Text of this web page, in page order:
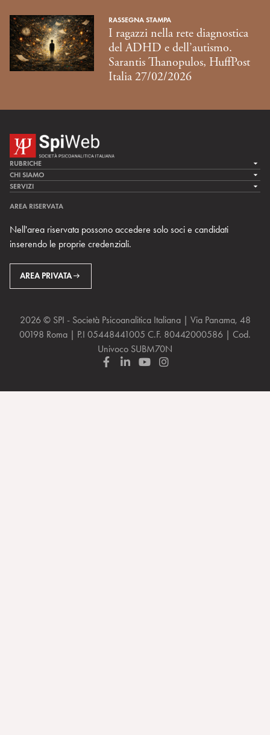
RASSEGNA STAMPA
I ragazzi nella rete diagnostica
del ADHD e dell’autismo.
Sarantis Thanopulos, HuffPost
Italia 27/02/2026
RUBRICHE
LA CURA
LA RICERCA
MULTIMEDIA
CHI SIAMO
LA SPI
TEAM DI SPIWEB
CONTATTI
RIVISTE
SERVIZI
ARCHIVIO STORICO
AREA RISERVATA
Nell'area riservata possono accedere solo soci e candidati
inserendo le proprie credenziali.
AREA PRIVATA
2026 © SPI - Società Psicoanalitica Italiana | Via Panama, 48
00198 Roma | P.I 05448441005 C.F. 80442000586 | Cod.
Univoco SUBM70N
F
L
Y
I